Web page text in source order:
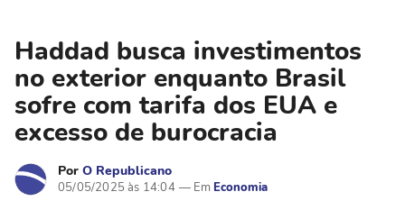
Haddad busca investimentos
no exterior enquanto Brasil
sofre com tarifa dos EUA e
excesso de burocracia
Por O Republicano
05/05/2025 às 14:04 Economia